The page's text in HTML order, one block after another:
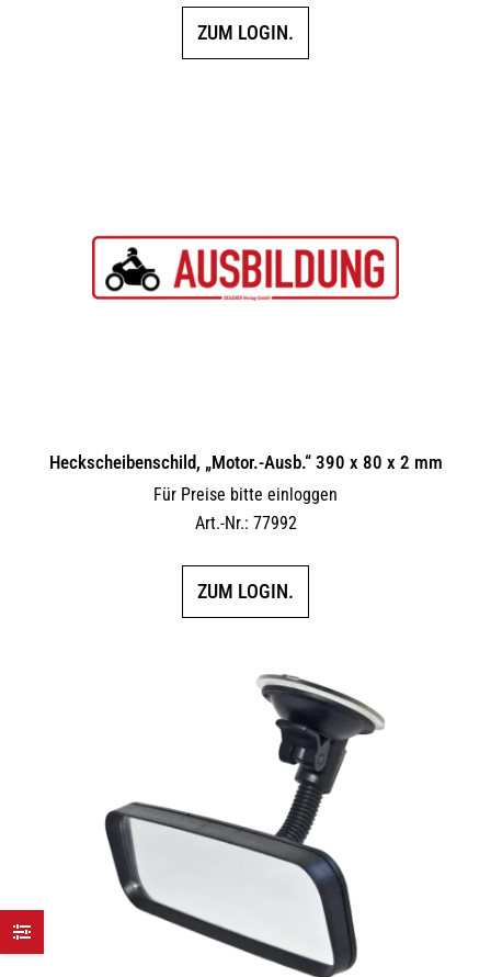
ZUM LOGIN.
Heckscheibenschild, „Motor.-Ausb.“ 390 x 80 x 2 mm
Für Preise bitte einloggen
Art.-Nr.: 77992
ZUM LOGIN.